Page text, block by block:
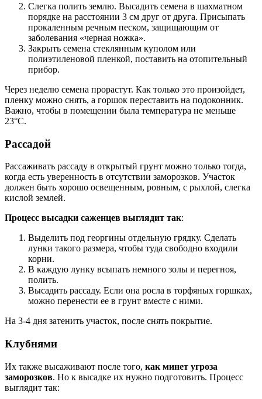
Слегка полить землю. Высадить семена в шахматном
порядке на расстоянии 3 см друг от друга. Присыпать
прокаленным речным песком, защищающим от
заболевания «черная ножка».
Закрыть семена стеклянным куполом или
полиэтиленовой пленкой, поставить на отопительный
прибор.
Через неделю семена прорастут. Как только это произойдет,
пленку можно снять, а горшок переставить на подоконник.
Важно, чтобы в помещении была температура не меньше
23°C.
Рассадой
Рассаживать рассаду в открытый грунт можно только тогда,
когда есть уверенность в отсутствии заморозков. Участок
должен быть хорошо освещенным, ровным, с рыхлой, слегка
кислой землей.
Процесс высадки саженцев выглядит так:
Выделить под георгины отдельную грядку. Сделать
лунки такого размера, чтобы туда свободно входили
корни.
В каждую лунку всыпать немного золы и перегноя,
полить.
Высадить рассаду. Если она росла в торфяных горшках,
можно перенести ее в грунт вместе с ними.
На 3-4 дня затенить участок, после снять покрытие.
Клубнями
Их также высаживают после того, как минет угроза
заморозков. Но к высадке их нужно подготовить. Процесс
выглядит так: